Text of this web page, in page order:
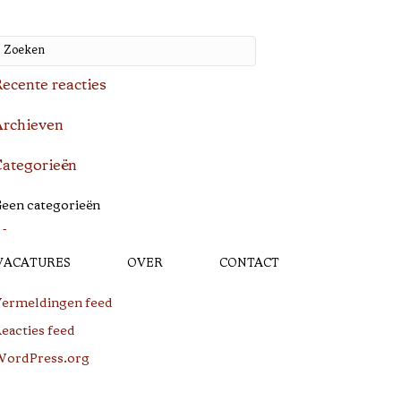
OVER CONTACT
reacties
categorieën
feed
feed